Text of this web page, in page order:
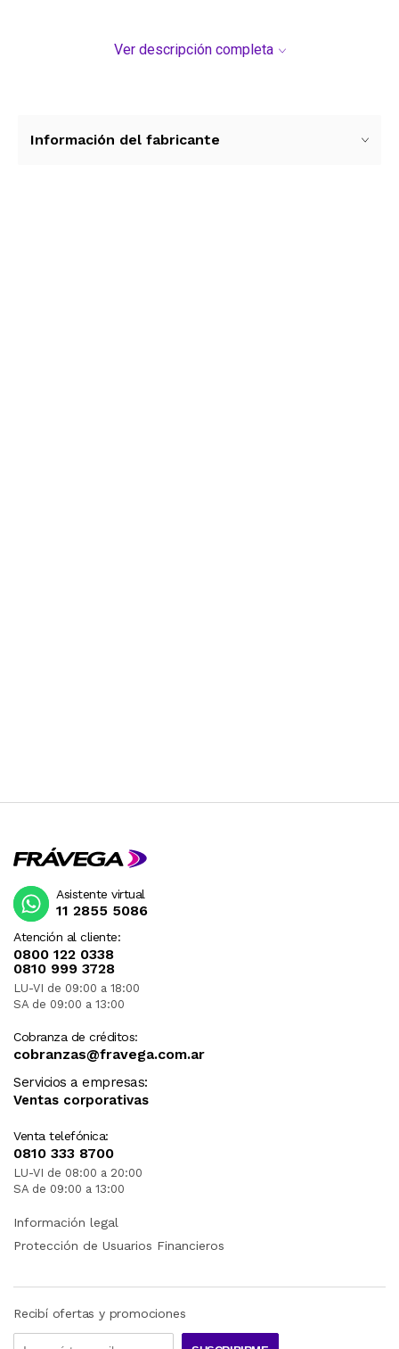
Ver descripción completa
Información del fabricante
Atención al cliente:
0800 122 0338
0810 999 3728
LU-VI de 09:00 a 18:00
SA de 09:00 a 13:00
Cobranza de créditos:
cobranzas@fravega.com.ar
Servicios a empresas:
Ventas corporativas
Venta telefónica:
0810 333 8700
LU-VI de 08:00 a 20:00
SA de 09:00 a 13:00
Asistente virtual
11 2855 5086
Información legal
Protección de Usuarios Financieros
Recibí ofertas y promociones